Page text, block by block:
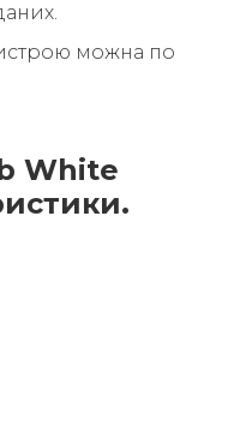
можна по
White